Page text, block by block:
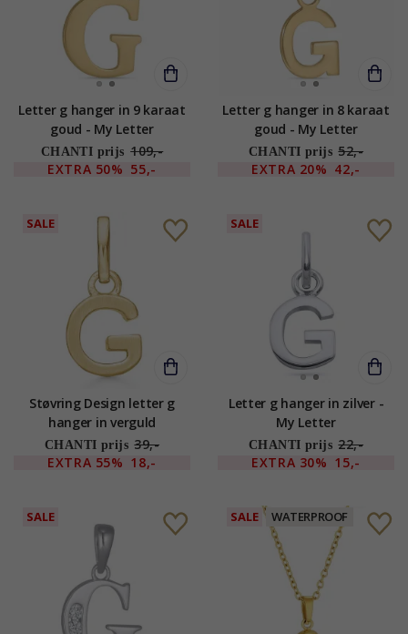
Letter g hanger in 9 karaat
goud - My Letter
CHANTI prijs 109,-
EXTRA 50% 55,-
Letter g hanger in 8 karaat
goud - My Letter
CHANTI prijs 52,-
EXTRA 20% 42,-
SALE
Støvring Design letter g
hanger in verguld
sterlingzilver
CHANTI prijs 39,-
EXTRA 55% 18,-
SALE
Letter g hanger in zilver -
My Letter
CHANTI prijs 22,-
EXTRA 30% 15,-
SALE SALE WATERPROOF